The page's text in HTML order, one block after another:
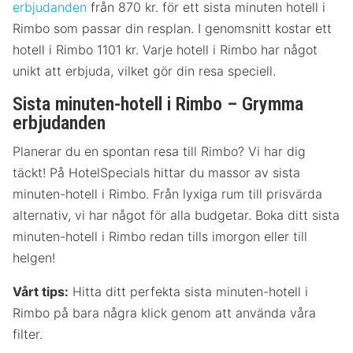
erbjudanden från 870 kr. för ett sista minuten hotell i
Rimbo som passar din resplan. I genomsnitt kostar ett
hotell i Rimbo 1101 kr. Varje hotell i Rimbo har något
unikt att erbjuda, vilket gör din resa speciell.
Sista minuten-hotell i Rimbo – Grymma
erbjudanden
Planerar du en spontan resa till Rimbo? Vi har dig
täckt! På HotelSpecials hittar du massor av sista
minuten-hotell i Rimbo. Från lyxiga rum till prisvärda
alternativ, vi har något för alla budgetar. Boka ditt sista
minuten-hotell i Rimbo redan tills imorgon eller till
helgen!
Vårt tips: Hitta ditt perfekta sista minuten-hotell i
Rimbo på bara några klick genom att använda våra
filter.